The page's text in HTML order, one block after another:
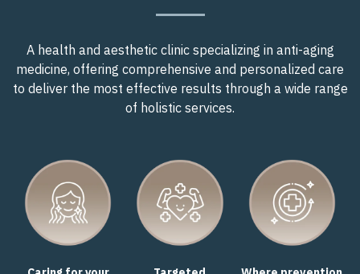
A health and aesthetic clinic specializing in anti-aging
medicine, offering comprehensive and personalized care
to deliver the most effective results through a wide range
of holistic services.